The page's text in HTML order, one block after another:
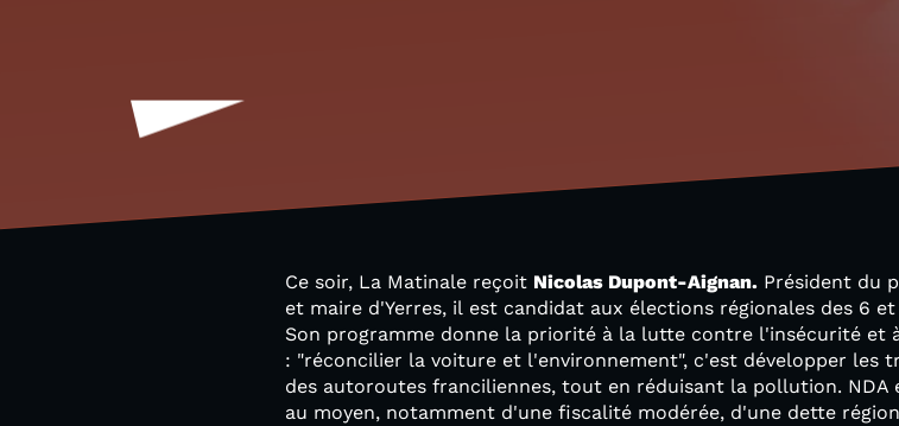
Ce soir, La Matinale reçoit Nicolas Dupont-Aignan. Président du
et maire d'Yerres, il est candidat aux élections régionales des 6
Son programme donne la priorité à la lutte contre l'insécurité et
: "réconcilier la voiture et l'environnement", c'est développer les
des autoroutes franciliennes, tout en réduisant la pollution.
au moyen, notamment d'une fiscalité modérée, d'une dette